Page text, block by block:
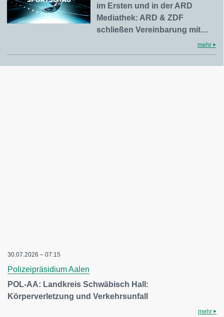
im Ersten und in der ARD
Mediathek: ARD & ZDF
schließen Vereinbarung mit…
mehr
30.07.2026 – 07:15
Polizeipräsidium Aalen
POL-AA: Landkreis Schwäbisch Hall:
Körperverletzung und Verkehrsunfall
mehr